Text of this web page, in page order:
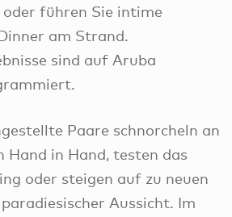
oder führen Sie intime
am Strand.
sind auf Aruba
Paare schnorcheln an
Hand in Hand, testen das
oder steigen auf zu neuen
Aussicht. Im